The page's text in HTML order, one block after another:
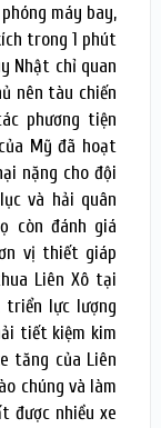
máy bay,
trong 1 phút
Nhật chỉ quan
nên tàu chiến
phương tiện
Mỹ đã hoạt
nặng cho đội
và hải quân
còn đánh giá
vị thiết giáp
Liên Xô tại
triển lực lượng
tiết kiệm kim
tăng của Liên
chúng và làm
được nhiều xe